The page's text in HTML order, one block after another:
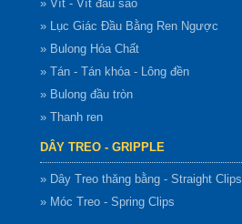
» Vít - Vít đầu sao
» Lục Giác Đầu Bằng Ren Ngược
» Bulong Hóa Chất
» Tán - Tán khóa - Lông đền
» Bulong đầu tròn
» Thanh ren
DÂY TREO - GRIPPLE
» Dây Treo thăng bằng - Straight Clips
» Móc Treo - Spring Clips